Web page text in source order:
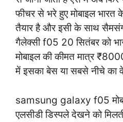
फीचर से भरे हुए मोबाइल भारत
तैयार है और इसी के साथ
गैलेक्सी f05 20 सितंबर को
मोबाइल की कीमत मात्र
में इसका बेस या सबसे नीचे का
samsung galaxy f05
एलसीडी डिस्पले देखने को